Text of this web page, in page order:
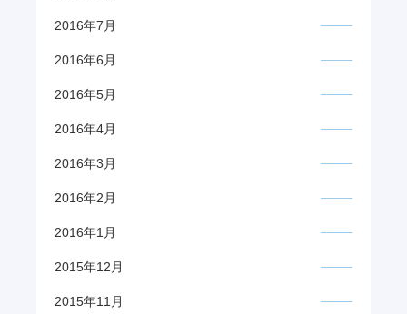
2016年7月
2016年6月
2016年5月
2016年4月
2016年3月
2016年2月
2016年1月
2015年12月
2015年11月